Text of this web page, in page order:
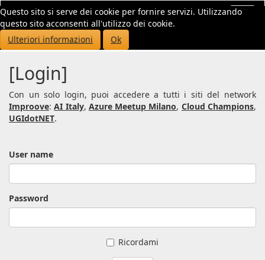
Questo sito si serve dei cookie per fornire servizi. Utilizzando
questo sito acconsenti all'utilizzo dei cookie.
Ulteriori informazioni
Ok
[Login]
Con un solo login, puoi accedere a tutti i siti del network
Improove:AI Italy, Azure Meetup Milano, Cloud Champions,
UGIdotNET.
User name
Password
Ricordami